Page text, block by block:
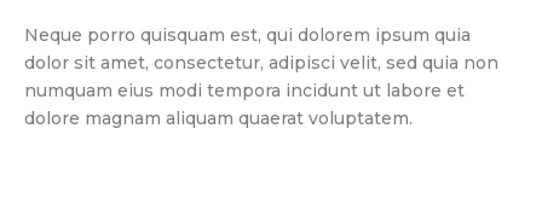
Neque porro quisquam est, qui dolorem ipsum quia
dolor sit amet, consectetur, adipisci velit, sed quia non
numquam eius modi tempora incidunt ut labore et
dolore magnam aliquam quaerat voluptatem.